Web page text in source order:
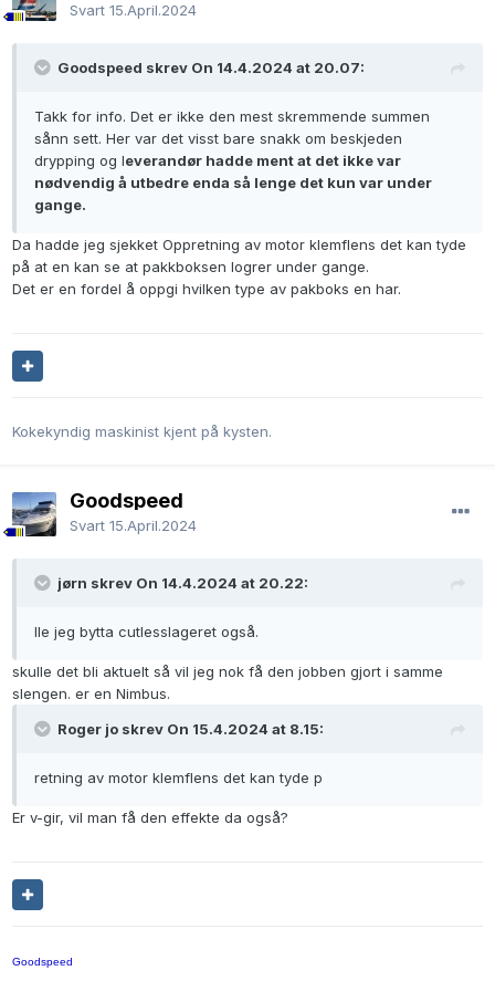
Svart 15.April.2024
Goodspeed skrev On 14.4.2024 at 20.07:
Takk for info. Det er ikke den mest skremmende summen
sånn sett. Her var det visst bare snakk om beskjeden
drypping og leverandør hadde ment at det ikke var
nødvendig å utbedre enda så lenge det kun var under
gange.
Da hadde jeg sjekket Oppretning av motor klemflens det kan tyde
på at en kan se at pakkboksen logrer under gange.
Det er en fordel å oppgi hvilken type av pakboks en har.
Kokekyndig maskinist kjent på kysten.
Goodspeed
Svart 15.April.2024
jørn skrev On 14.4.2024 at 20.22:
lle jeg bytta cutlesslageret også.
skulle det bli aktuelt så vil jeg nok få den jobben gjort i samme
slengen. er en Nimbus.
Roger jo skrev On 15.4.2024 at 8.15:
retning av motor klemflens det kan tyde p
Er v-gir, vil man få den effekte da også?
Goodspeed